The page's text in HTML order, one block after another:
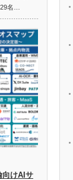
名…
向けAIサ